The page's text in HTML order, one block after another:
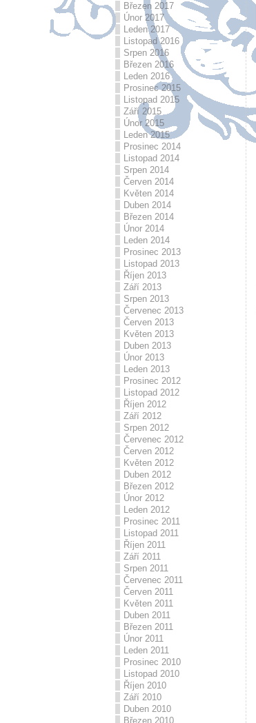
Březen 2017
Únor 2017
Leden 2017
Listopad 2016
Srpen 2016
Březen 2016
Leden 2016
Prosinec 2015
Listopad 2015
Září 2015
Únor 2015
Leden 2015
Prosinec 2014
Listopad 2014
Srpen 2014
Červen 2014
Květen 2014
Duben 2014
Březen 2014
Únor 2014
Leden 2014
Prosinec 2013
Listopad 2013
Říjen 2013
Září 2013
Srpen 2013
Červenec 2013
Červen 2013
Květen 2013
Duben 2013
Únor 2013
Leden 2013
Prosinec 2012
Listopad 2012
Říjen 2012
Září 2012
Srpen 2012
Červenec 2012
Červen 2012
Květen 2012
Duben 2012
Březen 2012
Únor 2012
Leden 2012
Prosinec 2011
Listopad 2011
Říjen 2011
Září 2011
Srpen 2011
Červenec 2011
Červen 2011
Květen 2011
Duben 2011
Březen 2011
Únor 2011
Leden 2011
Prosinec 2010
Listopad 2010
Říjen 2010
Září 2010
Duben 2010
Březen 2010